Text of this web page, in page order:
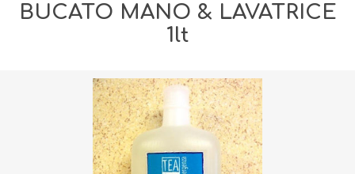
BUCATO MANO & LAVATRICE
1lt